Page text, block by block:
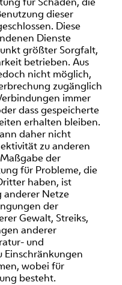
dieser
Diese
Dienste
größter Sorgfalt,
betrieben. Aus
nicht möglich,
zugänglich
immer
dass gespeicherte
erhalten bleiben.
daher nicht
zu anderen
der
für Probleme, die
haben, ist
anderer Netze
der
Gewalt, Streiks,
anderer
und
Einschränkungen
wobei für
besteht.